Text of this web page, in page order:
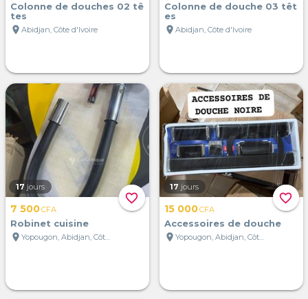
Colonne de douches 02 tê
tes
location_on Abidjan, Côte d'Ivoire
Colonne de douche 03 têt
es
location_on Abidjan, Côte d'Ivoire
favorite_border
17 jours
7 500CFA
Robinet cuisine
location_on
Yopougon, Abidjan, Côte d'Ivoire
favorite_border
17 jours
15 000CFA
Accessoires de douche
location_on
Yopougon, Abidjan, Côte d'Ivoire